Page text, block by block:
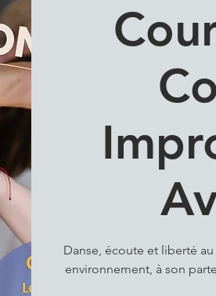
Danse, écoute et liberté
environnement, à son